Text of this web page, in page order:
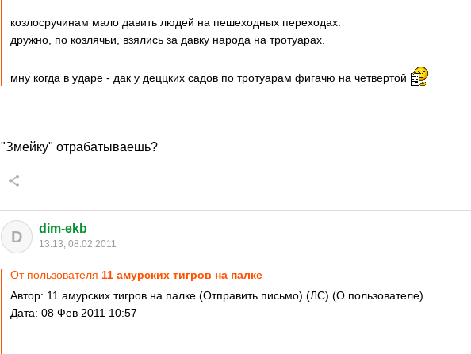
козлосручинам мало давить людей на пешеходных переходах.
дружно, по козлячьи, взялись за давку народа на тротуарах.
мну когда в ударе - дак у деццких садов по тротуарам фигачю на четвертой
"Змейку" отрабатываешь?
D dim-ekb
13:13, 08.02.2011
От пользователя 11 амурских тигров на палке
Автор: 11 амурских тигров на палке (Отправить письмо) (ЛС) (О пользователе)
Дата: 08 Фев 2011 10:57